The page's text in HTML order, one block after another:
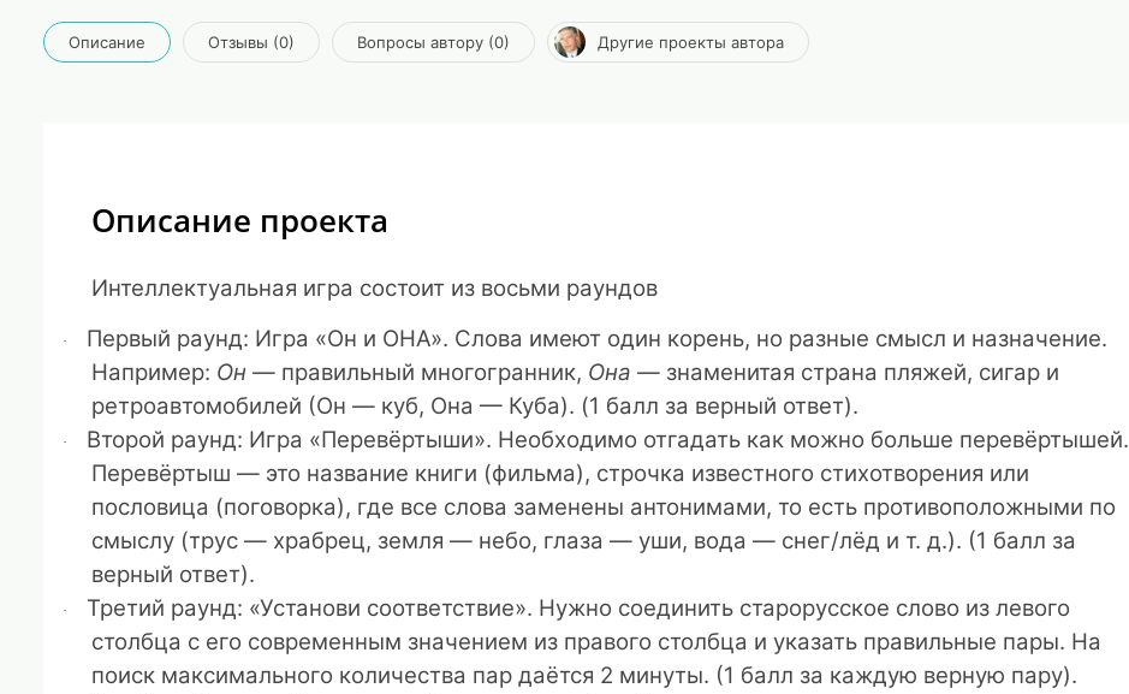
Описание Отзывы (0) Вопросы автору (0) Другие проекты автора
Описание проекта
Интеллектуальная игра состоит из восьми раундов
· Первый раунд: Игра «Он и ОНА». Слова имеют один корень, но разные смысл и назначение.
Например: Он — правильный многогранник, Она — знаменитая страна пляжей, сигар и
ретроавтомобилей (Он — куб, Она — Куба). (1 балл за верный ответ).
· Второй раунд: Игра «Перевёртыши». Необходимо отгадать как можно больше перевёртышей.
Перевёртыш — это название книги (фильма), строчка известного стихотворения или
пословица (поговорка), где все слова заменены антонимами, то есть противоположными по
смыслу (трус — храбрец, земля — небо, глаза — уши, вода — снег/лёд и т. д.). (1 балл за
верный ответ).
· Третий раунд: «Установи соответствие». Нужно соединить старорусское слово из левого
столбца с его современным значением из правого столбца и указать правильные пары. На
поиск максимального количества пар даётся 2 минуты. (1 балл за каждую верную пару).